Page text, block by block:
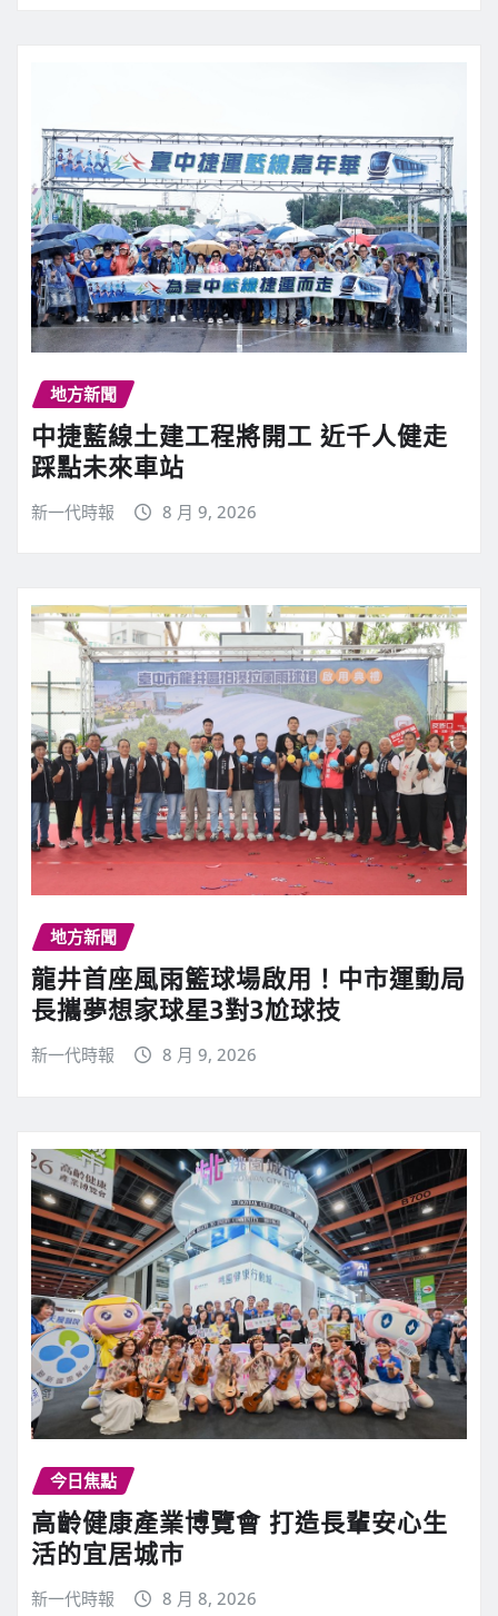
地方新聞
中捷藍線土建工程將開工 近千人健走
踩點未來車站
新一代時報 8 月 9, 2026
地方新聞
龍井首座風雨籃球場啟用！中市運動局
長攜夢想家球星3對3尬球技
新一代時報 8 月 9, 2026
今日焦點
高齡健康產業博覽會 打造長輩安心生
活的宜居城市
新一代時報 8 月 8, 2026